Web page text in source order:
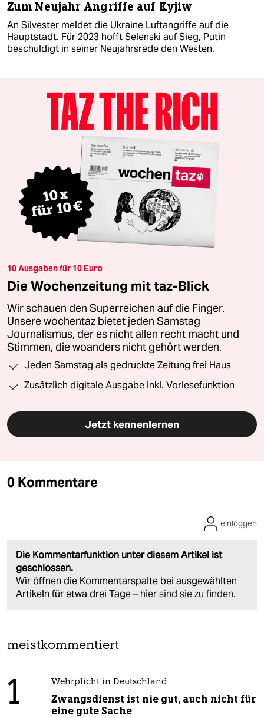
Zum Neujahr Angriffe auf Kyjiw
An Silvester meldet die Ukraine Luftangriffe auf die
Hauptstadt. Für 2023 hofft Selenski auf Sieg, Putin
beschuldigt in seiner Neujahrsrede den Westen.
10 Ausgaben für 10 Euro
Die Wochenzeitung mit taz-Blick
Wir schauen den Superreichen auf die Finger.
Unsere wochentaz bietet jeden Samstag
Journalismus, der es nicht allen recht macht und
Stimmen, die woanders nicht gehört werden.
Jeden Samstag als gedruckte Zeitung frei Haus
Zusätzlich digitale Ausgabe inkl. Vorlesefunktion
Jetzt kennenlernen
0 Kommentare
Die Kommentarfunktion unter diesem Artikel ist
geschlossen.
Wir öffnen die Kommentarspalte bei ausgewählten
Artikeln für etwa drei Tage – hier sind sie zu finden.
einloggen
meistkommentiert
1 Wehrplicht in Deutschland
Zwangsdienst ist nie gut, auch nicht für
eine gute Sache